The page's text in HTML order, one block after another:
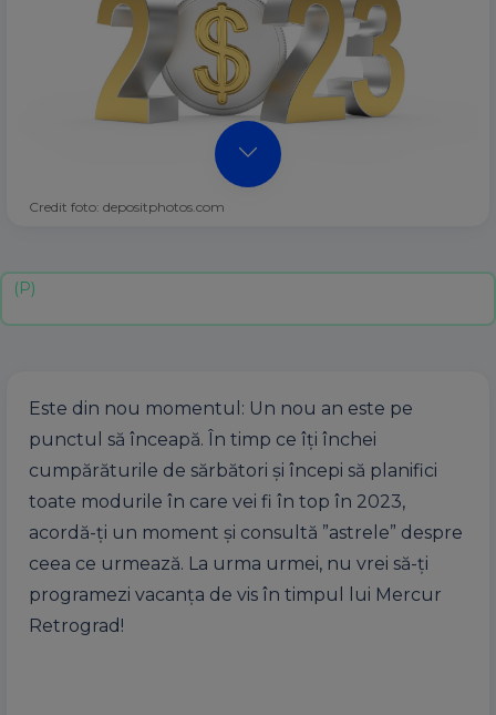
Credit foto: depositphotos.com
Este din nou momentul: Un nou an este pe
punctul să înceapă. În timp ce îți închei
cumpărăturile de sărbători și începi să planifici
toate modurile în care vei fi în top în 2023,
acordă-ți un moment și consultă ”astrele” despre
ceea ce urmează. La urma urmei, nu vrei să-ți
programezi vacanța de vis în timpul lui Mercur
Retrograd!